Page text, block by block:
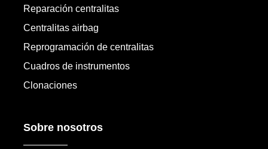
Reparación centralitas
Centralitas airbag
Reprogramación de centralitas
Cuadros de instrumentos
Clonaciones
Sobre nosotros